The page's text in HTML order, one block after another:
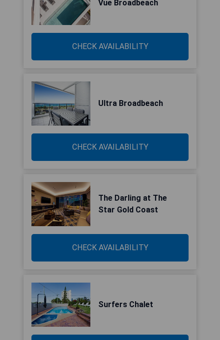
Vue Broadbeach
CHECK AVAILABILITY
Ultra Broadbeach
CHECK AVAILABILITY
The Darling at The
Star Gold Coast
CHECK AVAILABILITY
Surfers Chalet